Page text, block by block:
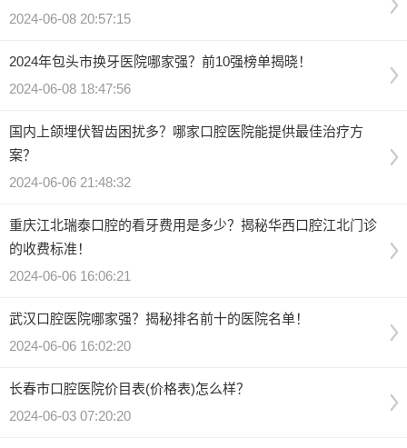
2024-06-08 20:57:15
2024年包头市换牙医院哪家强？前10强榜单揭晓！
2024-06-08 18:47:56
国内上颌埋伏智齿困扰多？哪家口腔医院能提供最佳治疗方
案？
2024-06-06 21:48:32
重庆江北瑞泰口腔的看牙费用是多少？揭秘华西口腔江北门诊
的收费标准！
2024-06-06 16:06:21
武汉口腔医院哪家强？揭秘排名前十的医院名单！
2024-06-06 16:02:20
长春市口腔医院价目表(价格表)怎么样？
2024-06-03 07:20:20